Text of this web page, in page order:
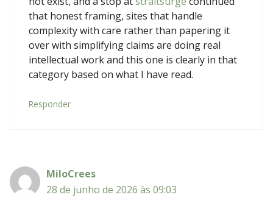
that honest framing, sites that handle
complexity with care rather than papering it
over with simplifying claims are doing real
intellectual work and this one is clearly in that
category based on what I have read.
Responder
MiloCrees
28 de junho de 2026 às 09:03